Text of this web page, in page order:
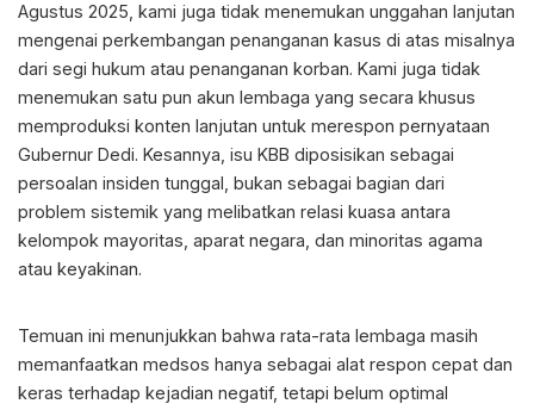
Agustus 2025, kami juga tidak menemukan unggahan lanjutan
mengenai perkembangan penanganan kasus di atas misalnya
dari segi hukum atau penanganan korban. Kami juga tidak
menemukan satu pun akun lembaga yang secara khusus
memproduksi konten lanjutan untuk merespon pernyataan
Gubernur Dedi. Kesannya, isu KBB diposisikan sebagai
persoalan insiden tunggal, bukan sebagai bagian dari
problem sistemik yang melibatkan relasi kuasa antara
kelompok mayoritas, aparat negara, dan minoritas agama
atau keyakinan.
Temuan ini menunjukkan bahwa rata-rata lembaga masih
memanfaatkan medsos hanya sebagai alat respon cepat dan
keras terhadap kejadian negatif, tetapi belum optimal